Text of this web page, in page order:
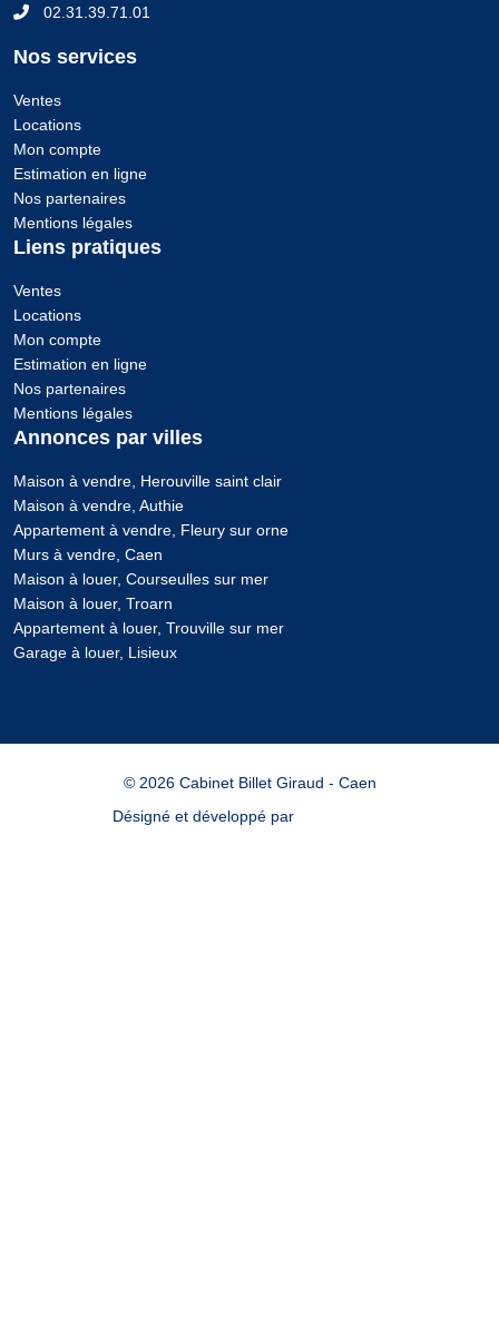
02.31.39.71.01
Nos services
Ventes
Locations
Mon compte
Estimation en ligne
Nos partenaires
Mentions légales
Liens pratiques
Ventes
Locations
Mon compte
Estimation en ligne
Nos partenaires
Mentions légales
Annonces par villes
Maison à vendre, Herouville saint clair
Maison à vendre, Authie
Appartement à vendre, Fleury sur orne
Murs à vendre, Caen
Maison à louer, Courseulles sur mer
Maison à louer, Troarn
Appartement à louer, Trouville sur mer
Garage à louer, Lisieux
© 2026 Cabinet Billet Giraud - Caen
Désigné et développé par